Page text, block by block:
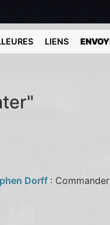
LIENS
Dorff :